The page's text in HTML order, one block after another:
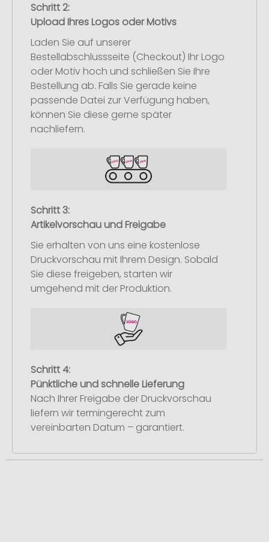
Schritt 2:
Upload Ihres Logos oder Motivs
Laden Sie auf unserer
Bestellabschlussseite (Checkout) Ihr Logo
oder Motiv hoch und schließen Sie Ihre
Bestellung ab. Falls Sie gerade keine
passende Datei zur Verfügung haben,
können Sie diese gerne später
nachliefern.
Schritt 3:
Artikelvorschau und Freigabe
Sie erhalten von uns eine kostenlose
Druckvorschau mit Ihrem Design. Sobald
Sie diese freigeben, starten wir
umgehend mit der Produktion.
Schritt 4:
Pünktliche und schnelle Lieferung
Nach Ihrer Freigabe der Druckvorschau
liefern wir termingerecht zum
vereinbarten Datum – garantiert.